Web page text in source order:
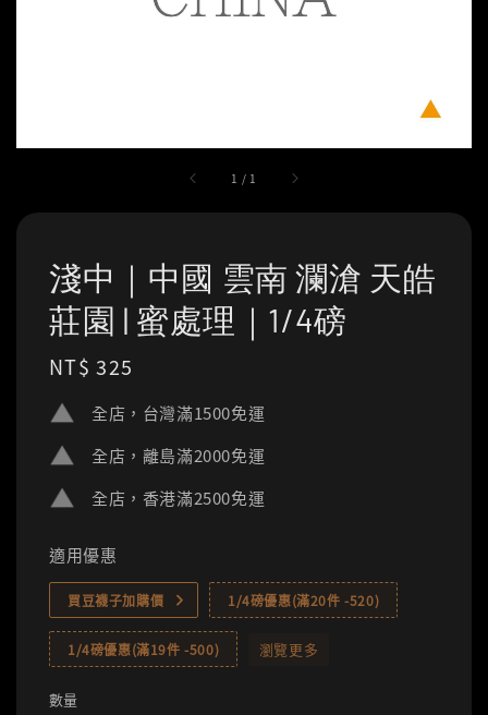
1 / 1
淺中｜中國 雲南 瀾滄 天皓
莊園 | 蜜處理｜1/4磅
Regular
NT$ 325
全店，台灣滿1500免運
全店，離島滿2000免運
全店，香港滿2500免運
適用優惠
買豆襪子加購價 1/4磅優惠(滿20件 -520)
1/4磅優惠(滿19件 -500) 瀏覽更多
數量